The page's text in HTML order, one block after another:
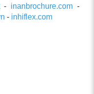
- inanbrochure.com -
- inhiflex.com